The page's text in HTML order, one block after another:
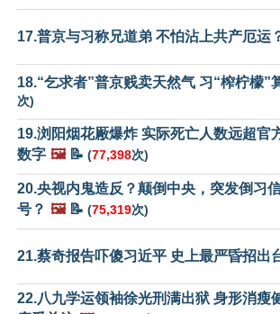
17.普京与习称兄道弟 不怕沾上共产厄运
18.“乞求者”普京贱卖天然气 习“榨柠檬”
次)
19.浏阳烟花厰爆炸 实际死亡人数远超官
数字 🖼️📝 (77,398次)
20.央视内鬼造反？颠倒中央，突发倒习
号？ 🖼️📝 (75,319次)
21.蔡奇报告吓傻习近平 史上最严昏招出
22.八九学运领袖徐光刑满出狱 身形消瘦